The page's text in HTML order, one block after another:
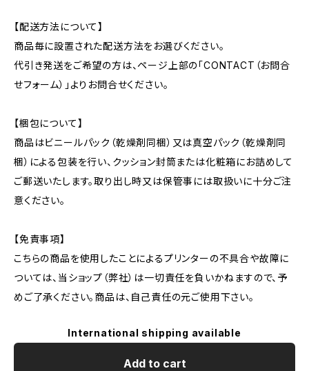
【配送方法について】
商品毎に設置された配送方法をお選びください。
代引き発送をご希望の方は、ページ上部の「CONTACT（お問合
せフォーム）」よりお問合せください。
【梱包について】
商品はビニールパック（乾燥剤同梱）又は真空パック（乾燥剤同
梱）による包装を行い、クッション封筒または化粧箱にお詰めして
ご郵送いたします。取り出し時又は保管事には取扱いに十分ご注
意ください。
【免責事項】
こちらの商品を使用したことによるプリンターの不具合や故障に
ついては、当ショップ（弊社）は一切責任を負いかねますので、予
めご了承ください。商品は、自己責任の元ご使用下さい。
International shipping available
Add to cart